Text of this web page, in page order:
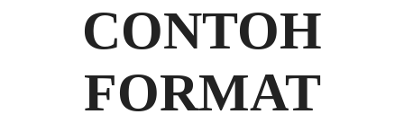
CONTOH
FORMAT